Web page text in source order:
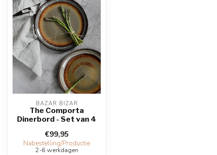
BAZAR BIZAR
The Comporta
Dinerbord - Set van 4
€99,95
Nabestelling/Productie
2-6 werkdagen